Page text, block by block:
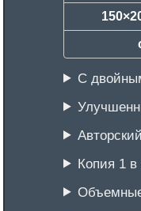
С
Копия 1 в